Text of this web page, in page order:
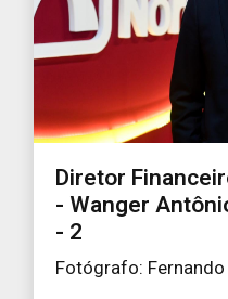
Diretor
- Wanger
- 2
Fotógrafo: